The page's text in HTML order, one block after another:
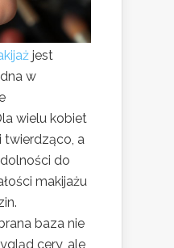
jest
w
wielu kobiet
a
do
makijażu
baza nie
cery, ale